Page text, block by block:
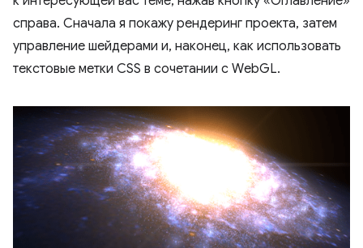
справа. Сначала я покажу рендеринг проекта, затем
управление шейдерами и, наконец, как использовать
текстовые метки CSS в сочетании с WebGL.